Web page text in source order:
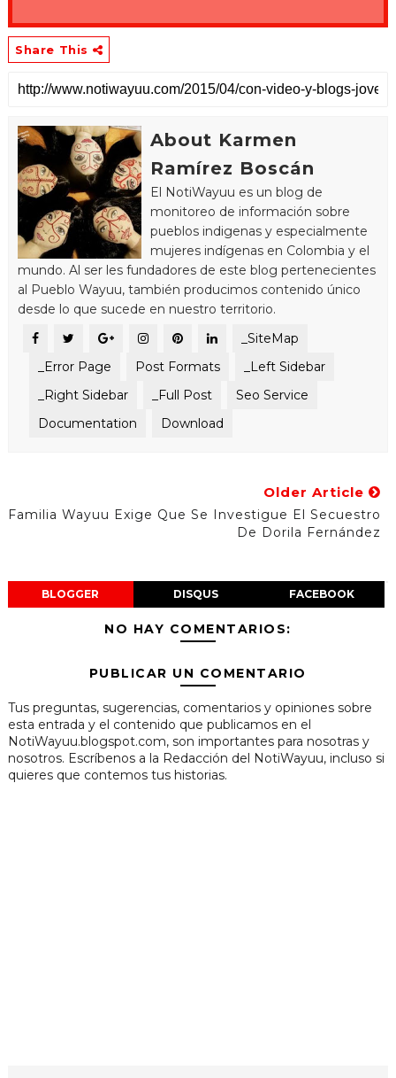
Share This
About Karmen
Ramírez Boscán
El NotiWayuu es un blog de
monitoreo de información sobre
pueblos indigenas y especialmente
mujeres indígenas en Colombia y el
mundo. Al ser les fundadores de este blog pertenecientes
al Pueblo Wayuu, también producimos contenido único
desde lo que sucede en nuestro territorio.
_SiteMap
_Error Page
Post Formats
_Left Sidebar
_Right Sidebar
_Full Post
Seo Service
Documentation
Download
Older Article
Familia Wayuu Exige Que Se Investigue El Secuestro
De Dorila Fernández
BLOGGER DISQUS FACEBOOK
NO HAY COMENTARIOS:
PUBLICAR UN COMENTARIO
Tus preguntas, sugerencias, comentarios y opiniones sobre
esta entrada y el contenido que publicamos en el
NotiWayuu.blogspot.com, son importantes para nosotras y
nosotros. Escríbenos a la Redacción del NotiWayuu, incluso si
quieres que contemos tus historias.